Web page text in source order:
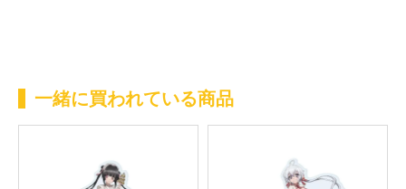
一緒に買われている商品